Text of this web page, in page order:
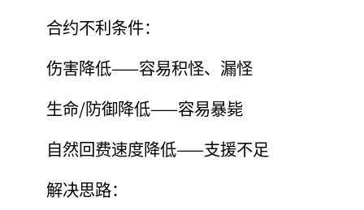
合约不利条件：
伤害降低——容易积怪、漏怪
生命/防御降低——容易暴毙
自然回费速度降低——支援不足
解决思路：